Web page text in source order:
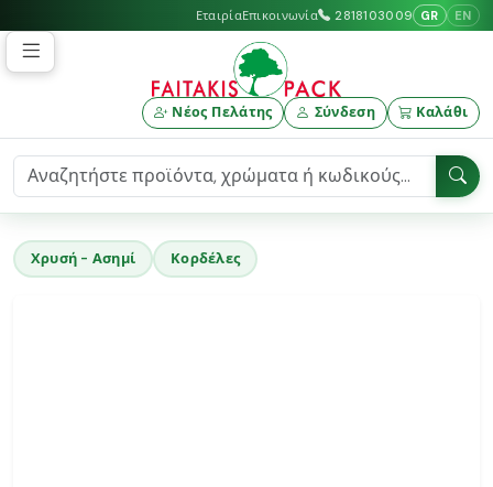
ΕταιρίαΕπικοινωνία 2818103009 GR EN
Νέος Πελάτης Σύνδεση Καλάθι
Χρυσή - Ασημί Κορδέλες